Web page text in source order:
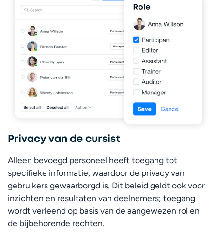
Privacy van de cursist
Alleen bevoegd personeel heeft toegang tot
specifieke informatie, waardoor de privacy van
gebruikers gewaarborgd is. Dit beleid geldt ook voor
inzichten en resultaten van deelnemers; toegang
wordt verleend op basis van de aangewezen rol en
de bijbehorende rechten.